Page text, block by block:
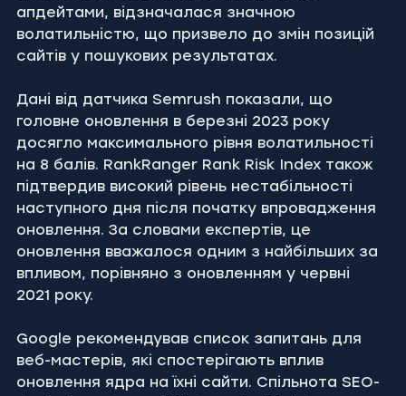
апдейтами, відзначалася значною
волатильністю, що призвело до змін позицій
сайтів у пошукових результатах.
Дані від датчика Semrush показали, що
головне оновлення в березні 2023 року
досягло максимального рівня волатильності
на 8 балів. RankRanger Rank Risk Index також
підтвердив високий рівень нестабільності
наступного дня після початку впровадження
оновлення. За словами експертів, це
оновлення вважалося одним з найбільших за
впливом, порівняно з оновленням у червні
2021 року.
Google рекомендував список запитань для
веб-мастерів, які спостерігають вплив
оновлення ядра на їхні сайти. Спільнота SEO-